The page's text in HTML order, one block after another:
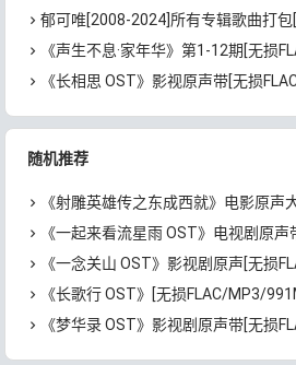
郁可唯[2008-2024]所有专辑歌曲打包[无损FLAC/
《声生不息·家年华》第1-12期[无损
《长相思 OST》影视原声带[无损FLAC/
随机推荐
《射雕英雄传之东成西就》电影原声大碟[无损
《一起来看流星雨 OST》电视剧原声带[无损
《一念关山 OST》影视剧原声[无损FLAC/
《长歌行 OST》[无损FLAC/MP3/
《梦华录 OST》影视剧原声带[无损FLAC/